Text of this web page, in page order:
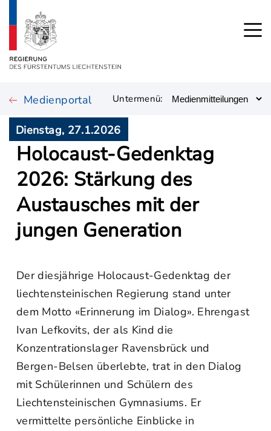
Medienportal Untermenü:
Dienstag, 27.1.2026
Holocaust-Gedenktag
2026: Stärkung des
Austausches mit der
jungen Generation
Der diesjährige Holocaust‑Gedenktag der
liechtensteinischen Regierung stand unter
dem Motto «Erinnerung im Dialog». Ehrengast
Ivan Lefkovits, der als Kind die
Konzentrationslager Ravensbrück und
Bergen-Belsen überlebte, trat in den Dialog
mit Schülerinnen und Schülern des
Liechtensteinischen Gymnasiums. Er
vermittelte persönliche Einblicke in